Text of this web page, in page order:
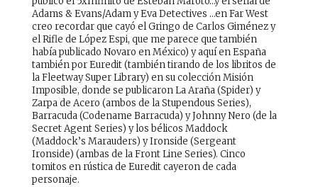
Adams & Evans/Adam y Eva Detectives …en Far West
creo recordar que cayó el Gringo de Carlos Giménez y
el Rifle de López Espi, que me parece que también
había publicado Novaro en México) y aquí en España
también por Euredit (también tirando de los libritos de
la Fleetway Super Library) en su colección Misión
Imposible, donde se publicaron La Araña (Spider) y
Zarpa de Acero (ambos de la Stupendous Series),
Barracuda (Codename Barracuda) y Johnny Nero (de la
Secret Agent Series) y los bélicos Maddock
(Maddock’s Marauders) y Ironside (Sergeant
Ironside) (ambas de la Front Line Series). Cinco
tomitos en rústica de Euredit cayeron de cada
personaje.